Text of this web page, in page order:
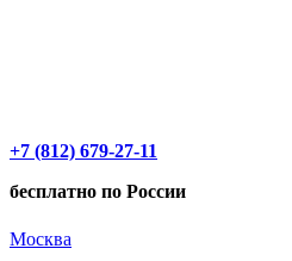
+7 (812) 679-27-11
бесплатно по России
Москва